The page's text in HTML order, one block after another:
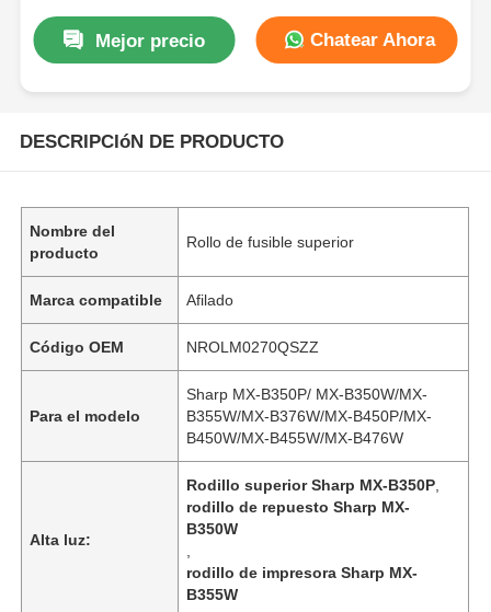
Mejor precio Chatear Ahora
DESCRIPCIóN DE PRODUCTO
Nombre del
producto
Rollo de fusible superior
Marca compatible Afilado
Código OEM NROLM0270QSZZ
Para el modelo
Sharp MX-B350P/ MX-B350W/MX-
B355W/MX-B376W/MX-B450P/MX-
B450W/MX-B455W/MX-B476W
Alta luz:
Rodillo superior Sharp MX-B350P
rodillo de repuesto Sharp MX-
B350W
rodillo de impresora Sharp MX-
B355W